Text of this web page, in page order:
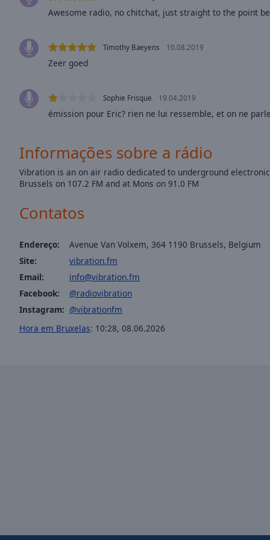
Font
Edge
Font
Family
Reset
Done
Modal
dialog
window.
Awesome radio, no chitchat, just straight to the point
Timothy Baeyens 10.08.2019
Zeer goed
Sophie Frisque 19.04.2019
émission pour Eric? rien ne lui ressemble, et on ne
Informações sobre a rádio
Vibration is an on air radio dedicated to underground
Brussels on 107.2 FM and at Mons on 91.0 FM
Contatos
Endereço:
Avenue Van Volxem, 364 1190 Brussels, Belgium
Site:
vibration.fm
Email:
info@vibration.fm
Facebook:
@radiovibration
Instagram: @vibrationfm
Hora em Bruxelas: 10:28, 08.06.2026